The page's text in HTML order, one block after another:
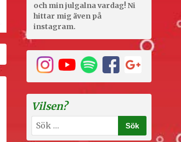
och min julgalna vardag! Ni
hittar mig även på
instagram.
Vilsen?
Sök
efter: